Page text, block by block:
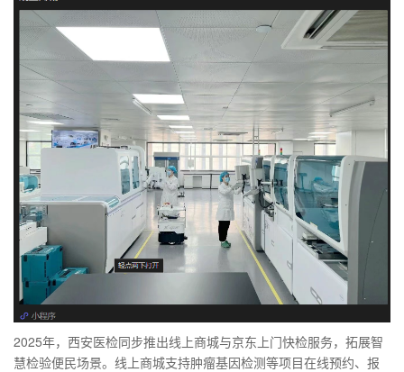
2025年，西安医检同步推出线上商城与京东上门快检服务，拓展智
慧检验便民场景。线上商城支持肿瘤基因检测等项目在线预约、报